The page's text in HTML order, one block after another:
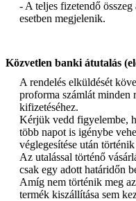
- A teljes fizetendő
esetben megjelenik.
Közvetlen banki átutalás
A rendelés elküldését
proforma számlát minden
kifizetéséhez.
Kérjük vedd figyelembe,
több napot is igénybe
véglegesítése után
Az utalással történő
csak egy adott határidőn
Amíg nem történik meg
termék kiszállítása sem